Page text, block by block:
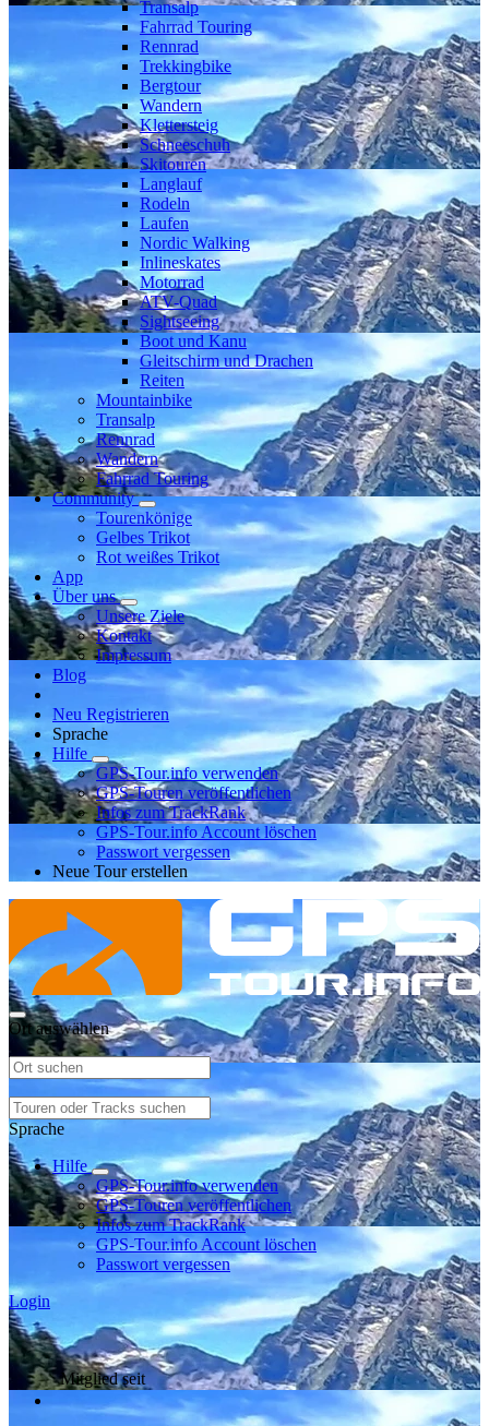
Transalp
Fahrrad Touring
Rennrad
Trekkingbike
Bergtour
Wandern
Klettersteig
Schneeschuh
Skitouren
Langlauf
Rodeln
Laufen
Nordic Walking
Inlineskates
Motorrad
ATV-Quad
Sightseeing
Boot und Kanu
Gleitschirm und Drachen
Reiten
Mountainbike
Transalp
Rennrad
Wandern
Fahrrad Touring
Community
Tourenkönige
Gelbes Trikot
Rot weißes Trikot
App
Über uns
Unsere Ziele
Kontakt
Impressum
Blog
Neu Registrieren
Sprache
Hilfe
GPS-Tour.info verwenden
GPS-Touren veröffentlichen
Infos zum TrackRank
GPS-Tour.info Account löschen
Passwort vergessen
Neue Tour erstellen
Ort auswählen
Sprache
Hilfe
GPS-Tour.info verwenden
GPS-Touren veröffentlichen
Infos zum TrackRank
GPS-Tour.info Account löschen
Passwort vergessen
Login
Mitglied seit